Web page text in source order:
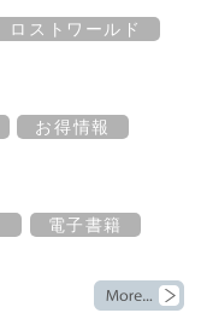
ロストワールド
お得情報
電子書籍